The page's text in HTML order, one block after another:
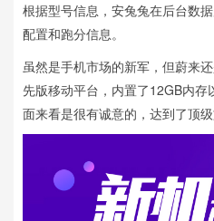
根据型号信息，安兔兔在后台数
配置和跑分信息。
虽然是手机市场的新军，但蔚来
先版移动平台，内置了12GB内
面来看是很有诚意的，达到了顶级